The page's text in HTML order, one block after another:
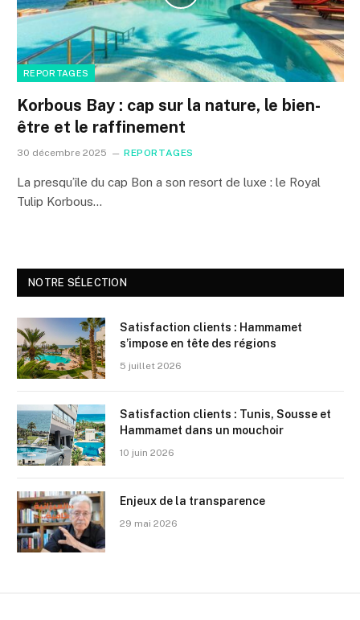
REPORTAGES
Korbous Bay : cap sur la nature, le bien-
être et le raffinement
30 décembre 2025 REPORTAGES
La presqu’île du cap Bon a son resort de luxe : le Royal
Tulip Korbous…
NOTRE SÉLECTION
Satisfaction clients : Hammamet
s’impose en tête des régions
5 juillet 2026
Satisfaction clients : Tunis, Sousse et
Hammamet dans un mouchoir
10 juin 2026
Enjeux de la transparence
29 mai 2026